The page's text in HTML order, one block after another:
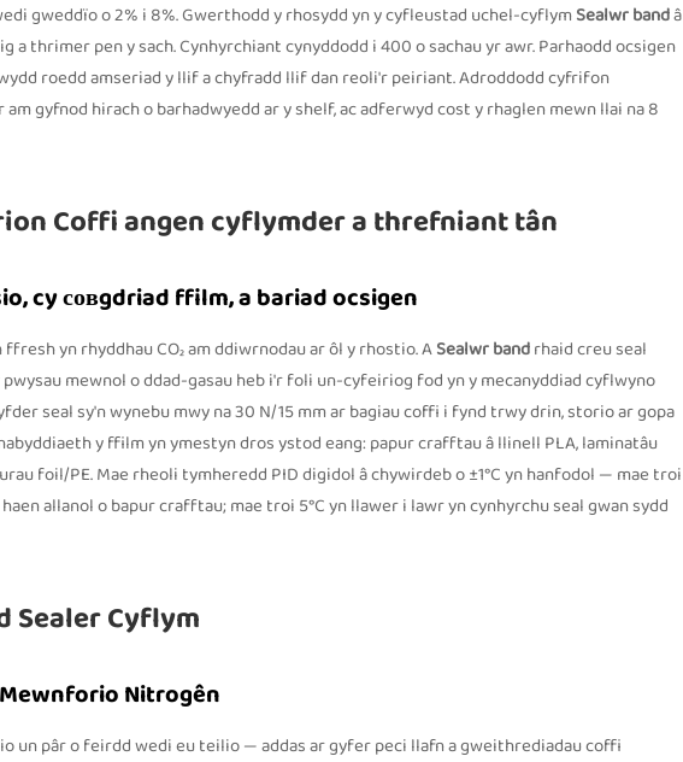
gweddïo o 2% i 8%. Gwerthodd y rhosydd yn y cyfleustad uchel-cyflymSealwr bandâ
thrimer pen y sach. Cynhyrchiant cynyddodd i 400 o sachau yr awr. Parhaodd ocsigen
roedd amseriad y llif a chyfradd llif dan reoli'r peiriant. Adroddodd cyfrifon
gyfnod hirach o barhadwyedd ar y shelf, ac adferwyd cost y rhaglen mewn llai na 8
Coffi angen cyflymder a threfniant tân
cy совgdriad ffilm, a bariad ocsigen
yn rhyddhau CO₂ am ddiwrnodau ar ôl y rhostio. ASealwr bandrhaid creu seal
mewnol o ddad-gasau heb i'r foli un-cyfeiriog fod yn y mecanyddiad cyflwyno
seal sy'n wynebu mwy na 30 N/15 mm ar bagiau coffi i fynd trwy drin, storio ar gopa
y ffilm yn ymestyn dros ystod eang: papur crafftau â llinell PLA, laminatâu
foil/PE. Mae rheoli tymheredd PID digidol â chywirdeb o ±1°C yn hanfodol — mae troi
allanol o bapur crafftau; mae troi 5°C yn llawer i lawr yn cynhyrchu seal gwan sydd
Sealer Cyflym
Nitrogên
un pâr o feirdd wedi eu teilio — addas ar gyfer peci llafn a gweithrediadau coffi